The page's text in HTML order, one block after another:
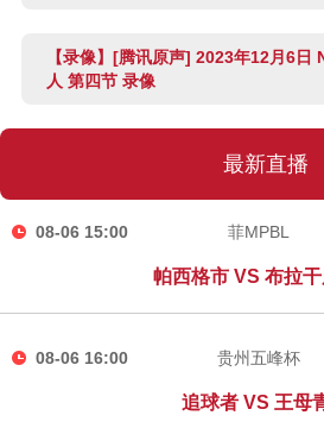
【录像】[腾讯原声] 2023年12月6日
人 第四节 录像
最新直播
08-06 15:00 菲MPBL
帕西格市 VS 布拉
08-06 16:00 贵州五峰杯
追球者 VS 王母